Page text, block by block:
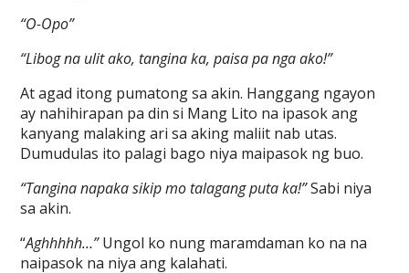
“O-Opo”
“Libog na ulit ako, tangina ka, paisa pa nga ako!”
At agad itong pumatong sa akin. Hanggang ngayon
ay nahihirapan pa din si Mang Lito na ipasok ang
kanyang malaking ari sa aking maliit nab utas.
Dumudulas ito palagi bago niya maipasok ng buo.
“Tangina napaka sikip mo talagang puta ka!”Sabi niya
sa akin.
“Aghhhhh…”Ungol ko nung maramdaman ko na na
naipasok na niya ang kalahati.